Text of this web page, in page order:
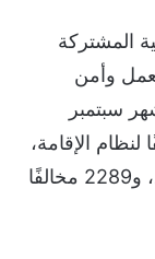
المشتركة
وأمن
من 8 حتى 14 من شهر سبتمبر
9 آلاف و895 مخالفًا لنظام الإقامة،
و4 آلاف و422 مخالفًا لنظام أمن الحدود، و2289 مخالفًا